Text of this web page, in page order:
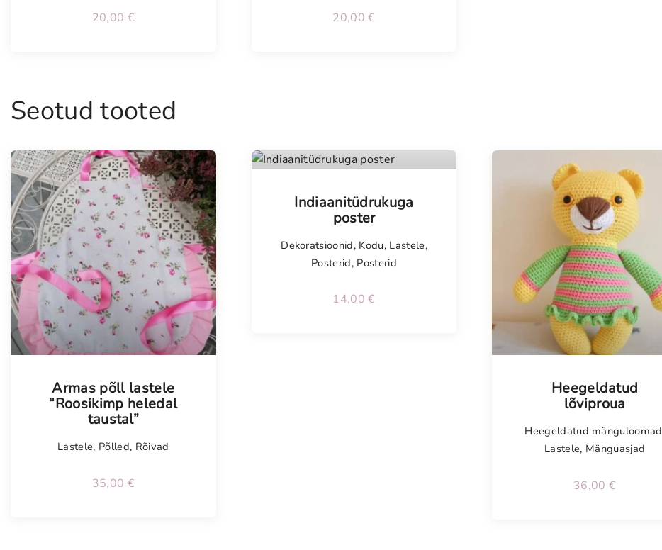
20,00 € 20,00€
Seotud tooted
Armas põll lastele
“Roosikimp heledal
taustal”
Lastele, Põlled, Rõivad
35,00 €
Indiaanitüdrukuga
poster
Dekoratsioonid, Kodu, Lastele,
Posterid, Posterid
14,00€
Heegeldatud
lõviproua
Heegeldatud mänguloomad
Lastele, Mänguasjad
36,00 €